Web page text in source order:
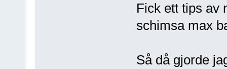
Fick ett tips av
schimsa max
Så då gjorde